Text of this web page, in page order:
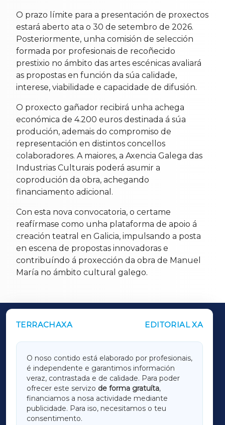
O prazo límite para a presentación de proxectos
estará aberto ata o 30 de setembro de 2026.
Posteriormente, unha comisión de selección
formada por profesionais de recoñecido
prestixio no ámbito das artes escénicas avaliará
as propostas en función da súa calidade,
interese, viabilidade e capacidade de difusión.
O proxecto gañador recibirá unha achega
económica de 4.200 euros destinada á súa
produción, ademais do compromiso de
representación en distintos concellos
colaboradores. A maiores, a Axencia Galega das
Industrias Culturais poderá asumir a
coprodución da obra, achegando
financiamento adicional.
Con esta nova convocatoria, o certame
reafírmase como unha plataforma de apoio á
creación teatral en Galicia, impulsando a posta
en escena de propostas innovadoras e
contribuíndo á proxección da obra de Manuel
María no ámbito cultural galego.
TERRACHAXA EDITORIAL XA
O noso contido está elaborado por profesionais,
é independente e garantimos información
veraz, contrastada e de calidade. Para poder
ofrecer este servizo de forma gratuíta,
financiamos a nosa actividade mediante
publicidade. Para iso, necesitamos o teu
consentimento.
OUTROS PERIÓDICOS
LUGOXA
TERRACHAXA